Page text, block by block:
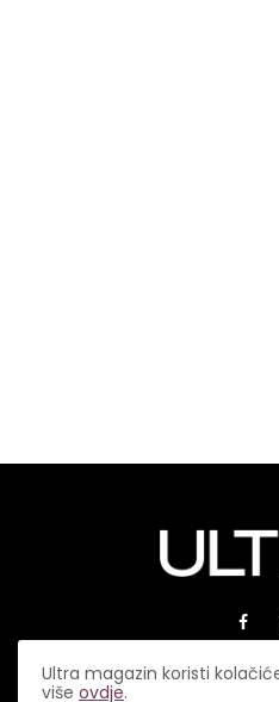
© 2026 ULTRA MAGAZIN. SVA
Ultra magazin koristi
višeovdje.